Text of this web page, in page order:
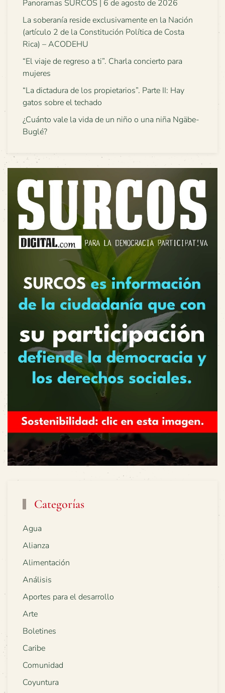
Panoramas SURCOS | 6 de agosto de 2026
La soberanía reside exclusivamente en la Nación
(artículo 2 de la Constitución Política de Costa
Rica) – ACODEHU
“El viaje de regreso a ti”. Charla concierto para
mujeres
“La dictadura de los propietarios”. Parte II: Hay
gatos sobre el techado
¿Cuánto vale la vida de un niño o una niña Ngäbe-
Buglé?
Categorías
Agua
Alianza
Alimentación
Análisis
Aportes para el desarrollo
Arte
Boletines
Caribe
Comunidad
Coyuntura